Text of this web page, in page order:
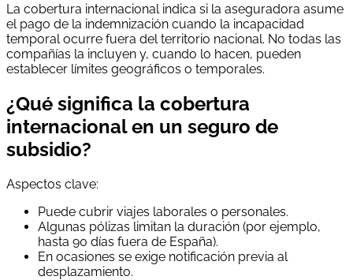
La cobertura internacional indica si la aseguradora asume
el pago de la indemnización cuando la incapacidad
temporal ocurre fuera del territorio nacional. No todas las
compañías la incluyen y, cuando lo hacen, pueden
establecer límites geográficos o temporales.
¿Qué significa la cobertura
internacional en un seguro de
subsidio?
Aspectos clave:
Puede cubrir viajes laborales o personales.
Algunas pólizas limitan la duración (por ejemplo,
hasta 90 días fuera de España).
En ocasiones se exige notificación previa al
desplazamiento.